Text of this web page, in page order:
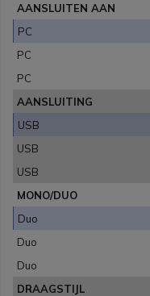
AANSLUITEN AAN
PC
PC
PC
AANSLUITING
USB
USB
USB
MONO/DUO
Duo
Duo
Duo
DRAAGSTIJL